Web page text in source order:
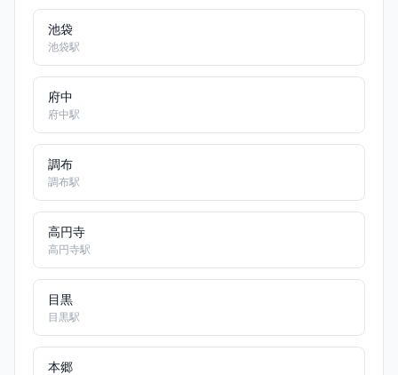
池袋
池袋駅
府中
府中駅
調布
調布駅
高円寺
高円寺駅
目黒
目黒駅
本郷